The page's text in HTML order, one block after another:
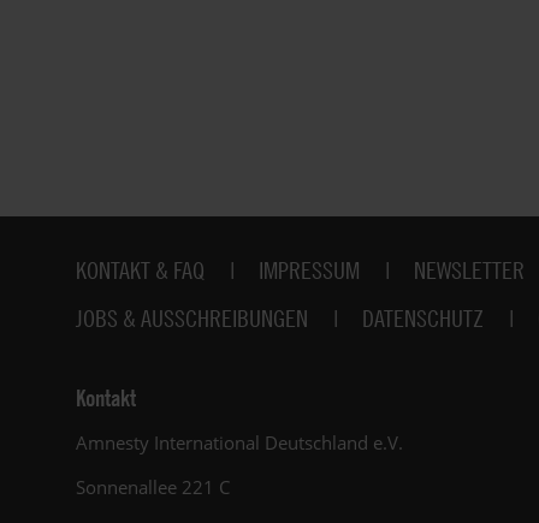
Fußbereich
KONTAKT & FAQ IMPRESSUM NEWSLETTER
JOBS & AUSSCHREIBUNGEN
DATENSCHUTZ
Kontakt
Amnesty International Deutschland e.V.
Sonnenallee 221 C